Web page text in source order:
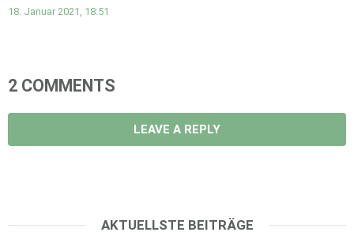
18. Januar 2021, 18:51
2 COMMENTS
LEAVE A REPLY
AKTUELLSTE BEITRÄGE